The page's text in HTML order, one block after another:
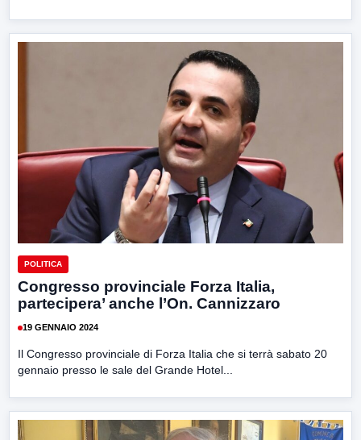
POLITICA
Congresso provinciale Forza Italia,
partecipera’ anche l’On. Cannizzaro
19 GENNAIO 2024
Il Congresso provinciale di Forza Italia che si terrà sabato 20
gennaio presso le sale del Grande Hotel...